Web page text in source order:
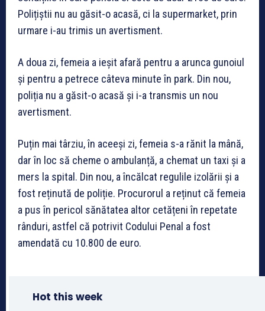
Polițiștii nu au găsit-o acasă, ci la supermarket, prin
urmare i-au trimis un avertisment.
A doua zi, femeia a ieșit afară pentru a arunca gunoiul
și pentru a petrece câteva minute în park. Din nou,
poliția nu a găsit-o acasă și i-a transmis un nou
avertisment.
Puțin mai târziu, în aceeși zi, femeia s-a rănit la mână,
dar în loc să cheme o ambulanță, a chemat un taxi și a
mers la spital. Din nou, a încălcat regulile izolării și a
fost reținută de poliție. Procurorul a reținut că femeia
a pus în pericol sănătatea altor cetățeni în repetate
rânduri, astfel că potrivit Codului Penal a fost
amendată cu 10.800 de euro.
Hot this week